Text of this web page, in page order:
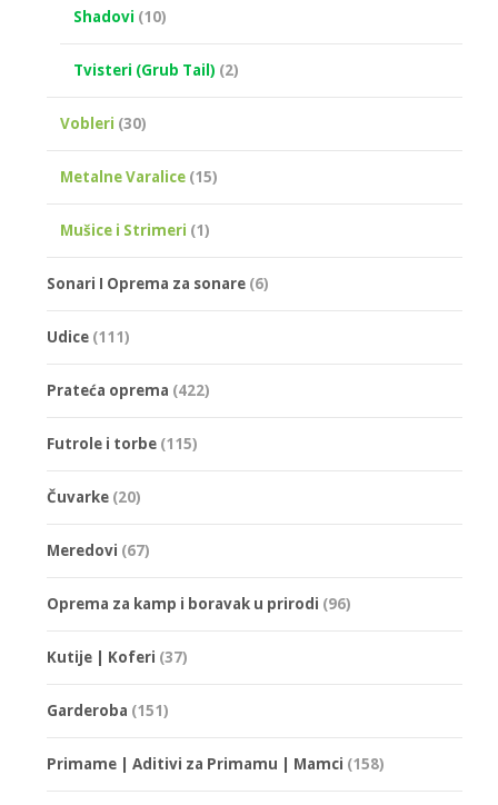
Shadovi (10)
Tvisteri (Grub Tail) (2)
Vobleri (30)
Metalne Varalice (15)
Mušice i Strimeri (1)
Sonari I Oprema za sonare (6)
Udice (111)
Prateća oprema (422)
Futrole i torbe (115)
Čuvarke (20)
Meredovi (67)
Oprema za kamp i boravak u prirodi (96)
Kutije | Koferi (37)
Garderoba (151)
Primame | Aditivi za Primamu | Mamci (158)